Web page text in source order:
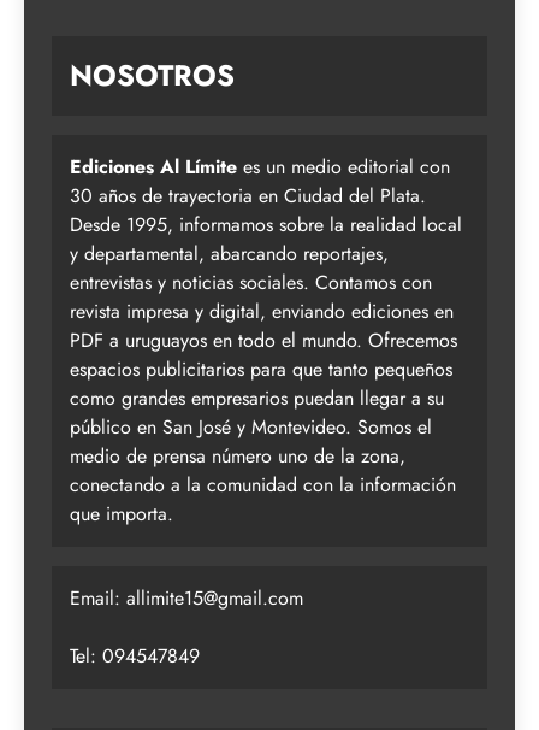
NOSOTROS
Ediciones Al Límite es un medio editorial con
30 años de trayectoria en Ciudad del Plata.
Desde 1995, informamos sobre la realidad local
y departamental, abarcando reportajes,
entrevistas y noticias sociales. Contamos con
revista impresa y digital, enviando ediciones en
PDF a uruguayos en todo el mundo. Ofrecemos
espacios publicitarios para que tanto pequeños
como grandes empresarios puedan llegar a su
público en San José y Montevideo. Somos el
medio de prensa número uno de la zona,
conectando a la comunidad con la información
que importa.
Email: allimite15@gmail.com
Tel: 094547849